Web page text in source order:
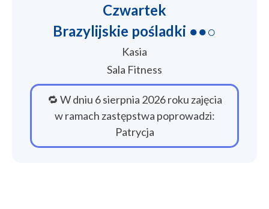
Czwartek
Brazylijskie pośladki ●●○
Kasia
Sala Fitness
🔁 W dniu 6 sierpnia 2026 roku zajęcia
w ramach zastępstwa poprowadzi:
Patrycja